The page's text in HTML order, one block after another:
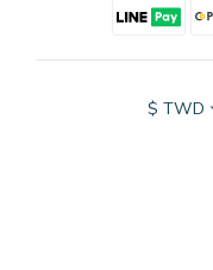
$ TWD